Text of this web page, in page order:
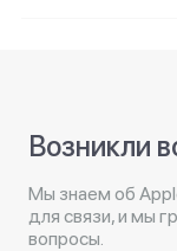
Возникли
Мы знаем об
для связи, и мы
вопросы.